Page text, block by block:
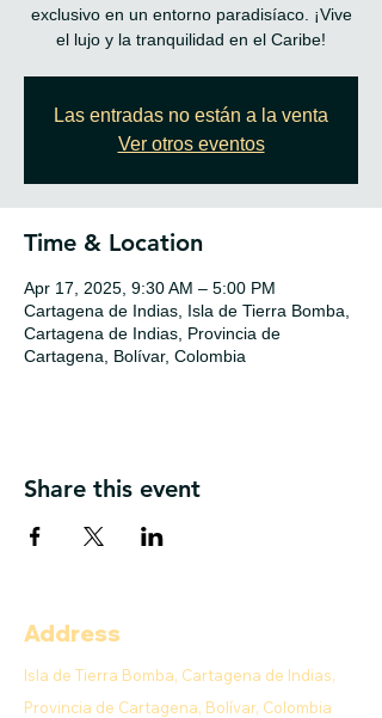
exclusivo en un entorno paradisíaco. ¡Vive
el lujo y la tranquilidad en el Caribe!
Las entradas no están a la venta
Ver otros eventos
Time & Location
Apr 17, 2025, 9:30 AM – 5:00 PM
Cartagena de Indias, Isla de Tierra Bomba,
Cartagena de Indias, Provincia de
Cartagena, Bolívar, Colombia
Share this event
Address
Isla de Tierra Bomba, Cartagena de Indias,
Provincia de Cartagena, Bolívar, Colombia